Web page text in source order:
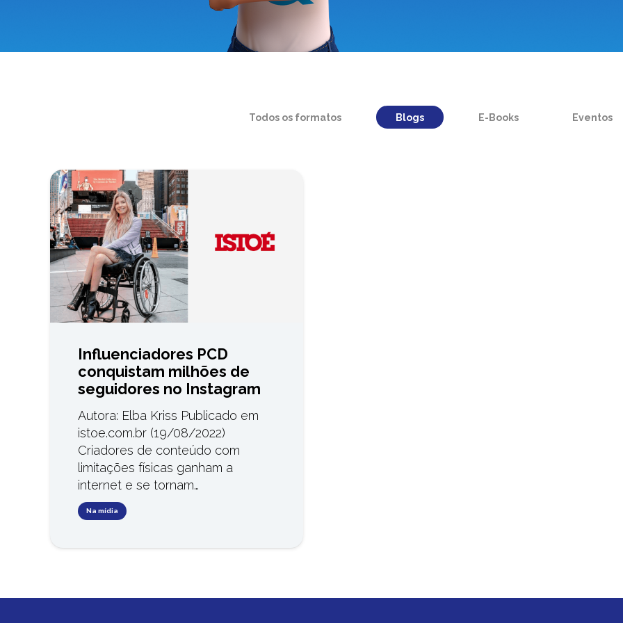
Todos os formatos Blogs E-Books Eventos
Influenciadores PCD
conquistam milhões de
seguidores no Instagram
Autora: Elba Kriss Publicado em
istoe.com.br (19/08/2022)
Criadores de conteúdo com
limitações físicas ganham a
internet e se tornam…
Na mídia